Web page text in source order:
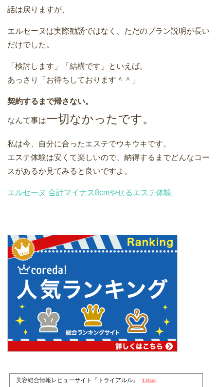
話は戻りますが、
エルセーヌは実際勧誘ではなく、ただのプラン説明が長い
だけでした。
「検討します」「結構です」といえば。
あっさり「お待ちしております＾＾」
契約するまで帰さない。
なんて事は一切なかったです。
私は今、自分に合ったエステでウキウキです。
エステ体験は安くて楽しいので、納得するまでどんなコー
スがあるか見てみると良いですよ。
エルセーヌ 合計マイナス8cmやせるエステ体験
美容総合情報レビューサイト『トライアルル』 1 User